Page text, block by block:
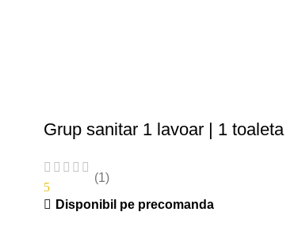
Grup sanitar 1 lavoar | 1 toaleta
5
(1)
Disponibil pe precomanda